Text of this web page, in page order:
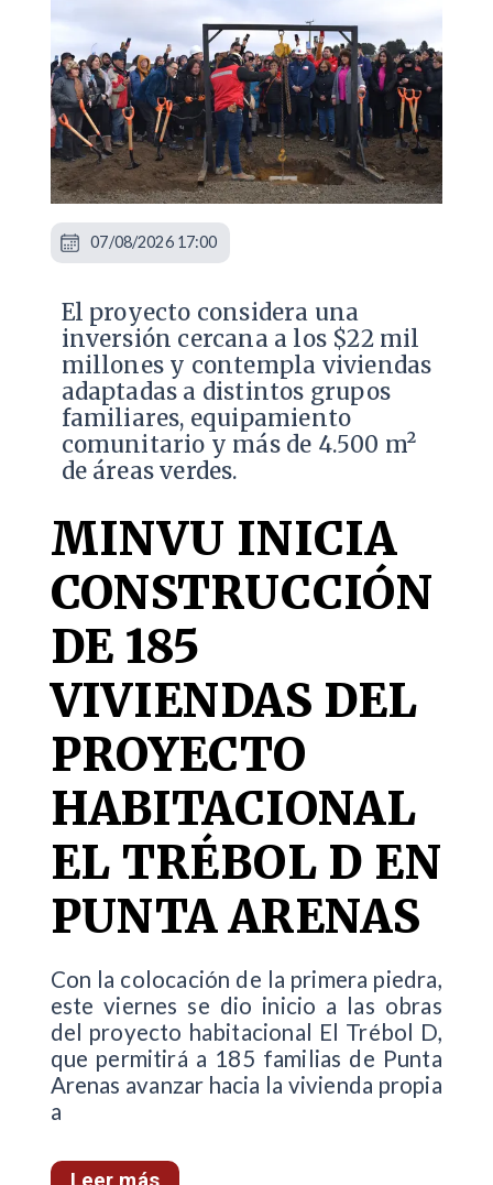
El proyecto considera una
inversión cercana a los $22 mil
millones y contempla viviendas
adaptadas a distintos grupos
familiares, equipamiento
comunitario y más de 4.500 m²
de áreas verdes.
MINVU INICIA
CONSTRUCCIÓN
DE 185
VIVIENDAS DEL
PROYECTO
HABITACIONAL
EL TRÉBOL D EN
PUNTA ARENAS
Con la colocación de la primera piedra,
este viernes se dio inicio a las obras
del proyecto habitacional El Trébol D,
que permitirá a 185 familias de Punta
Arenas avanzar hacia la vivienda propia
a
07/08/2026 17:00